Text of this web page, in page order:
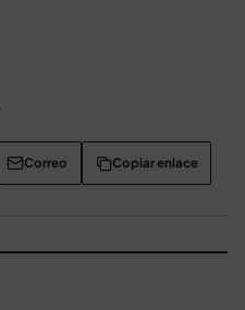
Correo Copiar enlace